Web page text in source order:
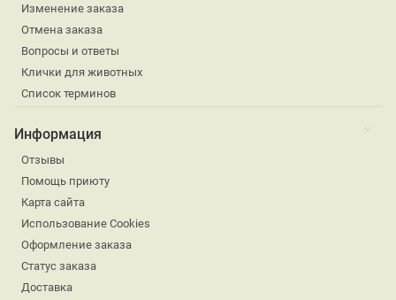
Изменение заказа
Отмена заказа
Вопросы и ответы
Клички для животных
Список терминов
Информация
Отзывы
Помощь приюту
Карта сайта
Использование Cookies
Оформление заказа
Статус заказа
Доставка